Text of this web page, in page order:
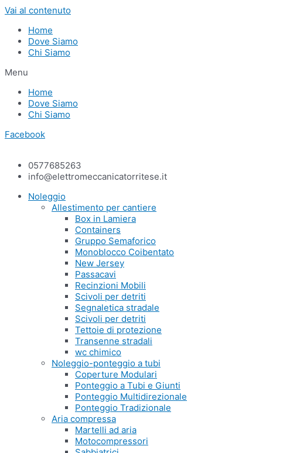
Vai al contenuto
Home
Dove Siamo
Chi Siamo
Menu
Home
Dove Siamo
Chi Siamo
Facebook
0577685263
info@elettromeccanicatorritese.it
Noleggio
Allestimento per cantiere
Box in Lamiera
Containers
Gruppo Semaforico
Monoblocco Coibentato
New Jersey
Passacavi
Recinzioni Mobili
Scivoli per detriti
Segnaletica stradale
Scivoli per detriti
Tettoie di protezione
Transenne stradali
wc chimico
Noleggio-ponteggio a tubi
Coperture Modulari
Ponteggio a Tubi e Giunti
Ponteggio Multidirezionale
Ponteggio Tradizionale
Aria compressa
Martelli ad aria
Motocompressori